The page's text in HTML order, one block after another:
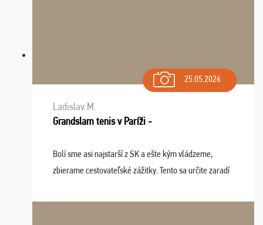
25.05.2026
Ladislav M.
Grandslam tenis v Paríži -
Bolí sme asi najstarší z SK a ešte kým vládzeme,
zbierame cestovateľské zážitky. Tento sa určite zaradí
osudu - pohodový šefík Meďo, dobrá parti ...